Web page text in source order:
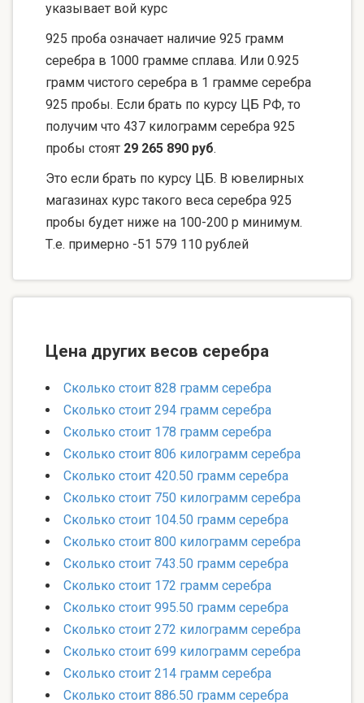
указывает вой курс
925 проба означает наличие 925 грамм
серебра в 1000 грамме сплава. Или 0.925
грамм чистого серебра в 1 грамме серебра
925 пробы. Если брать по курсу ЦБ РФ, то
получим что 437 килограмм серебра 925
пробы стоят 29 265 890 руб.
Это если брать по курсу ЦБ. В ювелирных
магазинах курс такого веса серебра 925
пробы будет ниже на 100-200 р минимум.
Т.е. примерно -51 579 110 рублей
Цена других весов серебра
Сколько стоит 828 грамм серебра
Сколько стоит 294 грамм серебра
Сколько стоит 178 грамм серебра
Сколько стоит 806 килограмм серебра
Сколько стоит 420.50 грамм серебра
Сколько стоит 750 килограмм серебра
Сколько стоит 104.50 грамм серебра
Сколько стоит 800 килограмм серебра
Сколько стоит 743.50 грамм серебра
Сколько стоит 172 грамм серебра
Сколько стоит 995.50 грамм серебра
Сколько стоит 272 килограмм серебра
Сколько стоит 699 килограмм серебра
Сколько стоит 214 грамм серебра
Сколько стоит 886.50 грамм серебра